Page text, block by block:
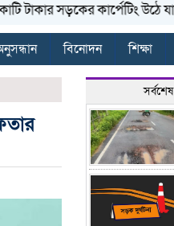
সড়কের কার্পেটিং উঠে যাচ্ছে
বিনোদন শিক্ষা
সর্বশেষ